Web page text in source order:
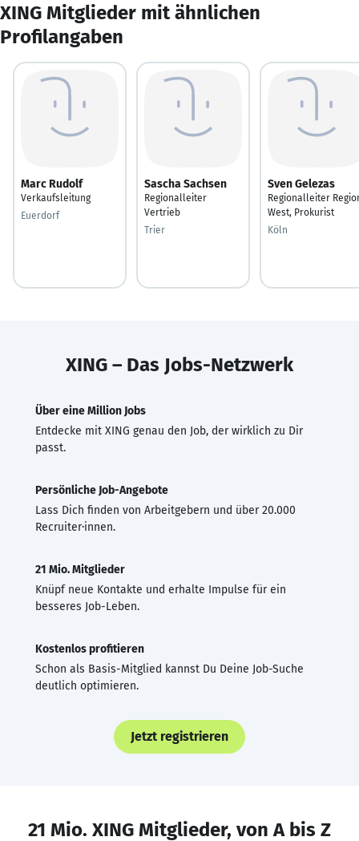
XING Mitglieder mit ähnlichen
Profilangaben
Marc Rudolf
Verkaufsleitung
Euerdorf
Sascha Sachsen
Regionalleiter
Vertrieb
Trier
Sven Gelezas
Regionalleiter
West, Prokurist
Köln
XING – Das Jobs-Netzwerk
Über eine Million Jobs
Entdecke mit XING genau den Job, der wirklich zu Dir
passt.
Persönliche Job-Angebote
Lass Dich finden von Arbeitgebern und über 20.000
Recruiter·innen.
21 Mio. Mitglieder
Knüpf neue Kontakte und erhalte Impulse für ein
besseres Job-Leben.
Kostenlos profitieren
Schon als Basis-Mitglied kannst Du Deine Job-Suche
deutlich optimieren.
Jetzt registrieren
21 Mio. XING Mitglieder, von A bis Z